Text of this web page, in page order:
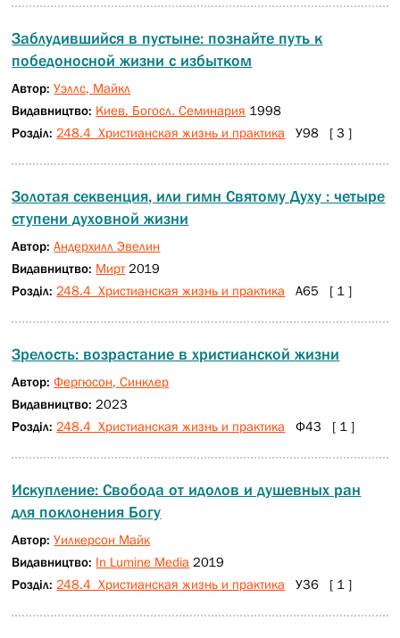
Заблудившийся в пустыне: познайте путь к
победоносной жизни с избытком
Автор:Уэллс, Майкл
Видавництво: Киев. Богосл. Семинария 1998
Розділ: 248.4 Христианская жизнь и практика У98 [ 3 ]
Золотая секвенция, или гимн Святому Духу : четыре
ступени духовной жизни
Автор:Андерхилл Эвелин
Видавництво: Мирт2019
Розділ: 248.4 Христианская жизнь и практика А65 [ 1 ]
Зрелость: возрастание в христианской жизни
Автор:Фергюсон, Синклер
Видавництво: 2023
Розділ: 248.4 Христианская жизнь и практика Ф43 [ 1 ]
Искупление: Свобода от идолов и душевных ран
для поклонения Богу
Автор:Уилкерсон Майк
Видавництво: In Lumine Media 2019
Розділ: 248.4 Христианская жизнь и практика У36 [ 1 ]